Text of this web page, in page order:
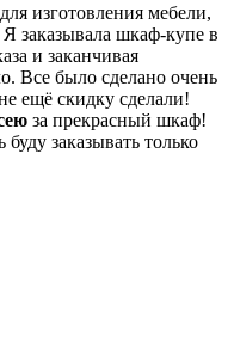
изготовления мебели,
заказывала шкаф-купе в
и заканчивая
Все было сделано очень
ещё скидку сделали!
за прекрасный шкаф!
заказывать только